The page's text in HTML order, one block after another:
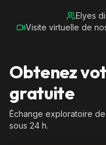
Elyes
Visite virtuelle de
Obtenez
gratuite
Échange exploratoire
sous 24 h.